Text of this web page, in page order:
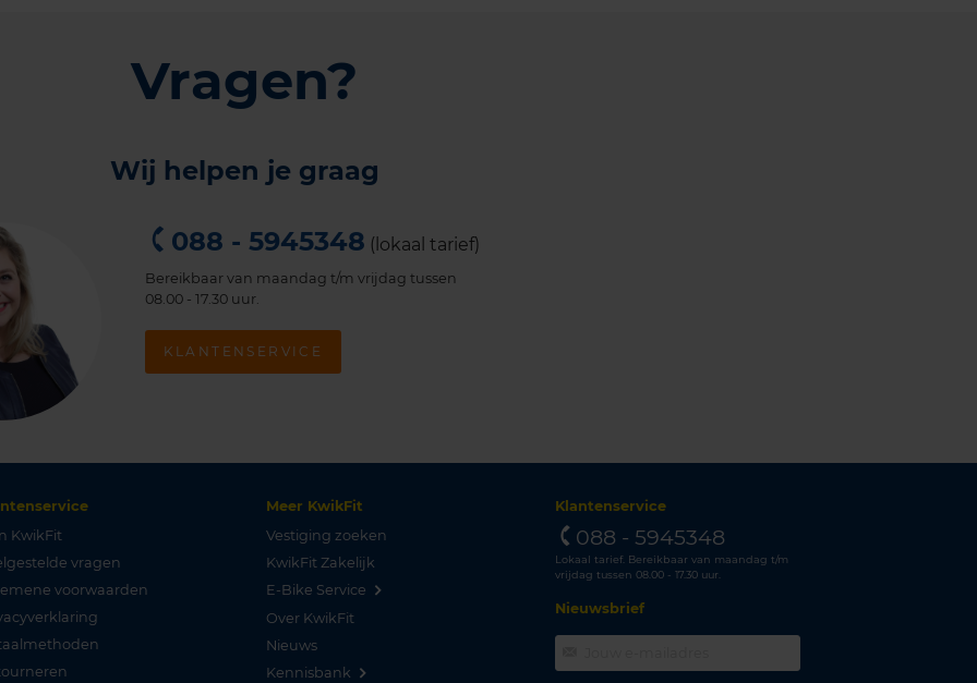
Vragen?
Wij helpen je graag
088 - 5945348 (lokaal tarief)
Bereikbaar van maandag t/m vrijdag tussen
08.00 - 17.30 uur.
KLANTENSERVICE
KwikFit
vragen
voorwaarden
Meer KwikFit
Vestiging zoeken
KwikFit Zakelijk
E-Bike Service
Over KwikFit
Nieuws
Kennisbank
Klantenservice
088 - 5945348
Lokaal tarief. Bereikbaar van maandag t/m
vrijdag tussen 08.00 - 17.30 uur.
Nieuwsbrief